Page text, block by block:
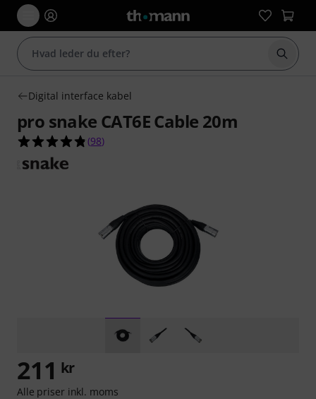
Start
Digital interface kabel
pro snake CAT6E Cable 20m
4.8 ud af 5 stjerner fra 98 kundebedømmelser
(98)
211 kr
Alle priser inkl. moms